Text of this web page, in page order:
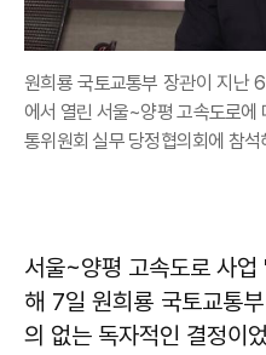
원희룡 국토교통부 장관이 지난
에서 열린 서울~양평 고속도로에
통위원회 실무 당정협의회에 참
서울~양평 고속도로 사
해 7일 원희룡 국토교통
의 없는 독자적인 결정이